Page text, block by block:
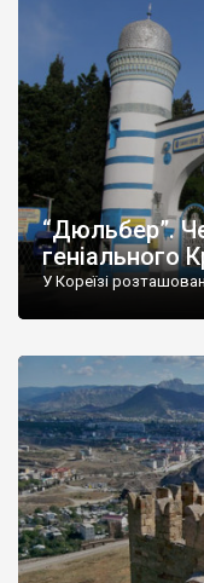
“Дюльбер”.
геніального
У Кореїзі